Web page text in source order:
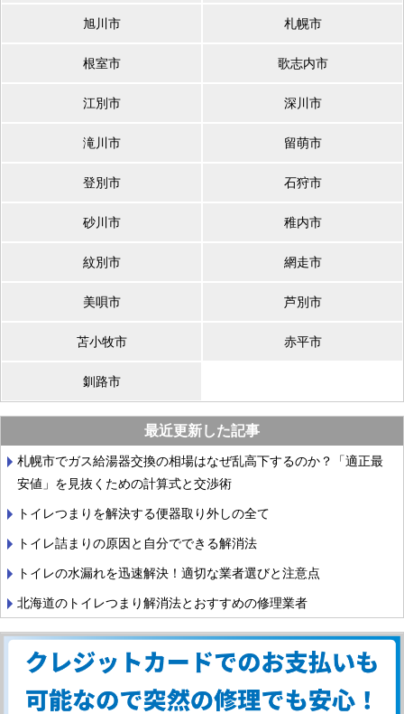
旭川市 札幌市
根室市 歌志内市
江別市 深川市
滝川市 留萌市
登別市 石狩市
砂川市 稚内市
紋別市 網走市
美唄市 芦別市
苫小牧市 赤平市
釧路市
最近更新した記事
札幌市でガス給湯器交換の相場はなぜ乱高下するのか？「適正最
安値」を見抜くための計算式と交渉術
トイレつまりを解決する便器取り外しの全て
トイレ詰まりの原因と自分でできる解消法
トイレの水漏れを迅速解決！適切な業者選びと注意点
北海道のトイレつまり解消法とおすすめの修理業者